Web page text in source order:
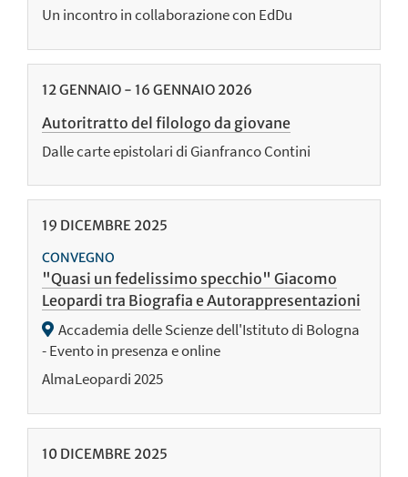
Un incontro in collaborazione con EdDu
12GENNAIO - 16 GENNAIO 2026
Autoritratto del filologo da giovane
Dalle carte epistolari di Gianfranco Contini
19 DICEMBRE 2025
CONVEGNO
"Quasi un fedelissimo specchio" Giacomo
Leopardi tra Biografia e Autorappresentazioni
Accademia delle Scienze dell'Istituto di Bologna
- Evento in presenza e online
AlmaLeopardi 2025
10 DICEMBRE 2025